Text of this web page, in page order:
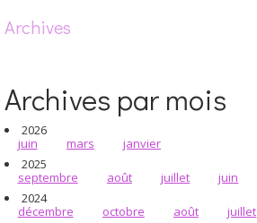
Archives
Archives par mois
2026
juin
mars
janvier
2025
septembre
août juillet
juin
2024
décembre
octobre août
juillet